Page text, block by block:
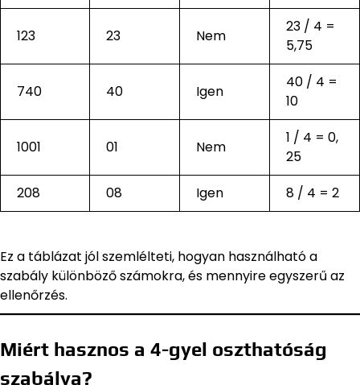
123 23 Nem
23 / 4 =
5,75
740 40 Igen
40 / 4 =
10
1001 01 Nem
1 / 4 = 0,
25
208
08 Igen 8 / 4 = 2
Ez a táblázat jól szemlélteti, hogyan használható a
szabály különböző számokra, és mennyire egyszerű az
ellenőrzés.
Miért hasznos a 4-gyel oszthatóság
szabálya?